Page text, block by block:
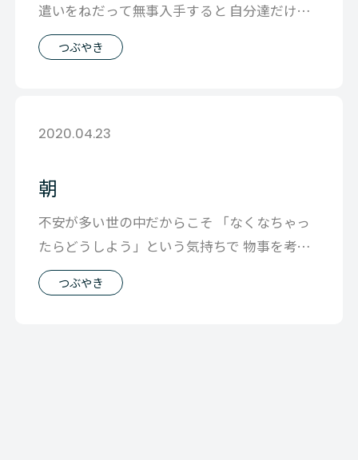
遣いをねだって無事入手すると 自分達だけで
ゲームセンターに行き 自由に行動して
つぶやき
2020.04.23
朝
不安が多い世の中だからこそ 「なくなちゃっ
たらどうしよう」という気持ちで 物事を考え
るのではなく 今あるものをきちんと見
つぶやき